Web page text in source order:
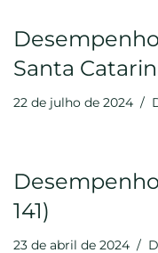
Santa
22 de julho de 2024
141)
23 de abril de 2024